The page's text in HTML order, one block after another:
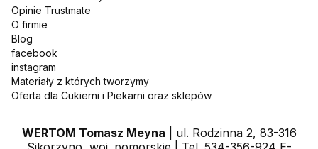
Opinie Trustmate
O firmie
Blog
facebook
instagram
Materiały z których tworzymy
Oferta dla Cukierni i Piekarni oraz sklepów
WERTOM Tomasz Meyna | ul. Rodzinna 2, 83-316